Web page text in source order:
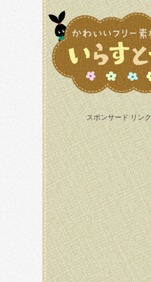
スポンサード リンク